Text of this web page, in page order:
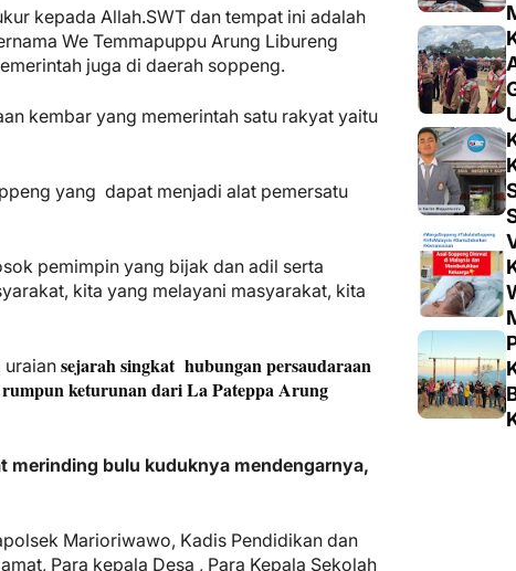
kepada Allah.SWT dan tempat ini adalah
We Temmapuppu Arung Libureng
juga di daerah soppeng.
kembar yang memerintah satu rakyat yaitu
yang dapat menjadi alat pemersatu
pemimpin yang bijak dan adil serta
kita yang melayani masyarakat, kita
uraian sejarah singkat hubungan persaudaraan
keturunan dari La Pateppa Arung
merinding bulu kuduknya mendengarnya,
Marioriwawo, Kadis Pendidikan dan
Para kepala Desa , Para Kepala Sekolah